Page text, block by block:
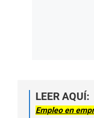
LEER AQUÍ:
Empleo en